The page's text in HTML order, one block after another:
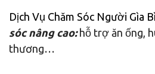
Dịch Vụ Chăm Sóc Người Gìa
sóc nâng cao: hỗ trợ ăn ống,
thương…